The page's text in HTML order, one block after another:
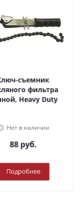
съемник
фильтра
Heavy Duty
Нет в наличии
88руб.
Подробнее